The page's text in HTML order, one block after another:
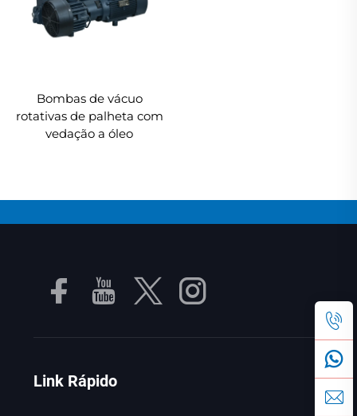
Bombas de vácuo
rotativas de palheta com
vedação a óleo
Link Rápido